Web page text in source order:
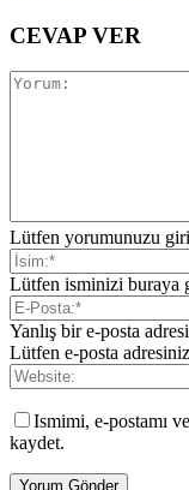
CEVAP VER
Lütfen yorumunuzu
Lütfen isminizi buraya
Yanlış bir e-posta
Lütfen e-posta
Ismimi, e-postamı
kaydet.